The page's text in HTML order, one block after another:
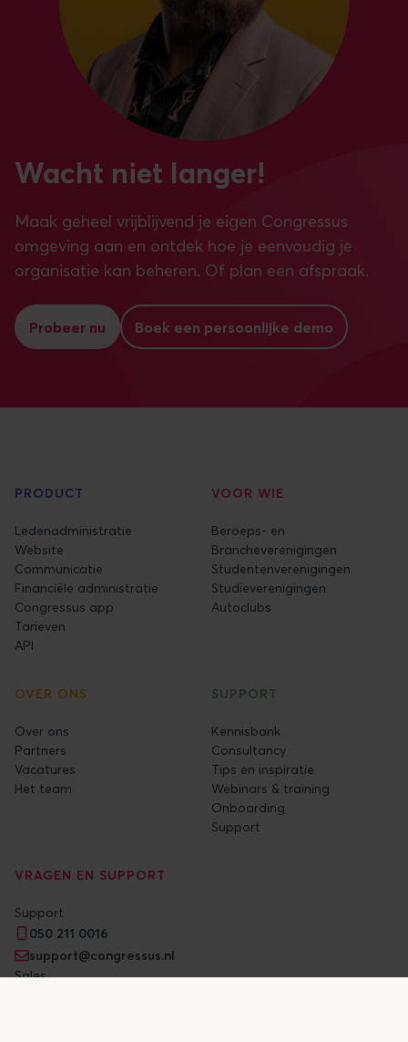
Wacht niet langer!
Maak geheel vrijblijvend je eigen Congressus
omgeving aan en ontdek hoe je eenvoudig je
organisatie kan beheren. Of plan een afspraak.
Probeer nu Boek een persoonlijke demo
PRODUCT
Ledenadministratie
Website
Communicatie
Financiële administratie
Congressus app
Tarieven
API
VOOR WIE
Beroeps- en
Brancheverenigingen
Studentenverenigingen
Studieverenigingen
Autoclubs
OVER ONS
Over ons
Partners
Vacatures
Het team
SUPPORT
Kennisbank
Consultancy
Tips en inspiratie
Webinars & training
Onboarding
Support
VRAGEN EN SUPPORT
Support
050 211 0016
support@congressus.nl
Sales